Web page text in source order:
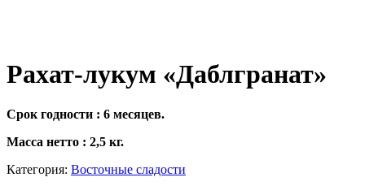
Рахат-лукум «Даблгранат»
Срок годности : 6 месяцев.
Масса нетто : 2,5 кг.
Категория: Восточные сладости